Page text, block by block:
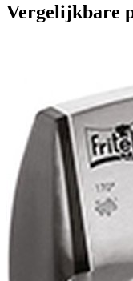
Vergelijkbare